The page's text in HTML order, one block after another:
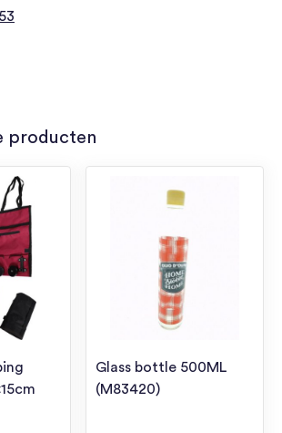
producten
Glass bottle 500ML
(M83420)